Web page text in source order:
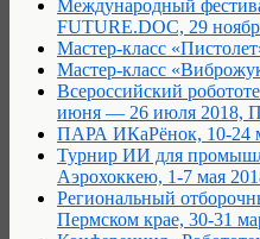
Международный
FUTURE.DOC, 29
Мастер-класс
Мастер-класс
Всероссийский
июня — 26 июля 2018,
ПАРА ИКаРёнок, 10-24
Турнир ИИ для
Аэрохоккею, 1-7 мая
Региональный
Пермском крае, 30-31